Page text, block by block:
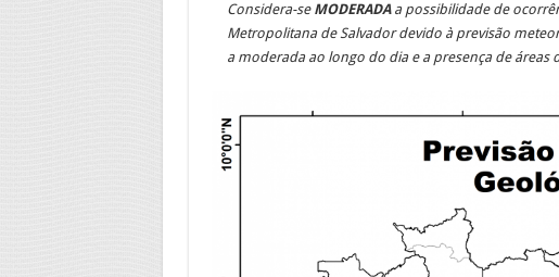
Considera-se MODERADAa possibilidade de
Metropolitana de Salvadordevido à previsão
a moderada ao longo do dia e a presença de áreas